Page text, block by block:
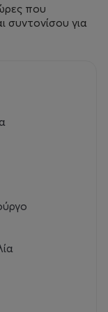
που
συντονίσου για